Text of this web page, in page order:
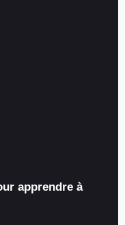
apprendre à